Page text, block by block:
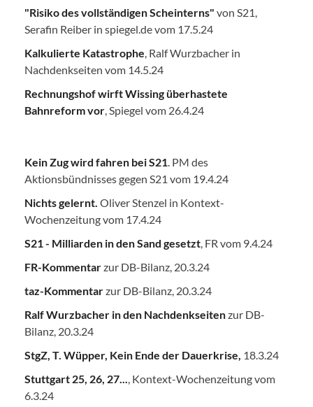
"Risiko des vollständigen Scheinterns" von S21,
Serafin Reiber in spiegel.de vom 17.5.24
Kalkulierte Katastrophe, Ralf Wurzbacher in
Nachdenkseiten vom 14.5.24
Rechnungshof wirft Wissing überhastete
Bahnreform vor, Spiegel vom 26.4.24
Kein Zug wird fahren bei S21. PM des
Aktionsbündnisses gegen S21 vom 19.4.24
Nichts gelernt. Oliver Stenzel in Kontext-
Wochenzeitung vom 17.4.24
S21 - Milliarden in den Sand gesetzt, FR vom 9.4.24
FR-Kommentarzur DB-Bilanz, 20.3.24
taz-Kommentarzur DB-Bilanz, 20.3.24
Ralf Wurzbacher in den Nachdenkseitenzur DB-
Bilanz, 20.3.24
StgZ, T. Wüpper, Kein Ende der Dauerkrise, 18.3.24
Stuttgart 25, 26, 27..., Kontext-Wochenzeitung vom
6.3.24